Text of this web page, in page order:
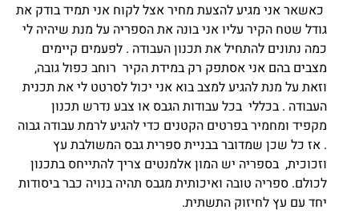
כאשאר אני מגיע להצעת מחיר אצל לקוח אני תמיד בודק את
גודל שטח הקיר עליו אני בונה את הספריה על מנת שיהיה לי
כמה נתונים להתחיל את תכנון העבודה . לפעמים קיימים
מצבים בהם אני אסתפק רק במידת הקיר רוחב כפול גובה,
וזאת על מנת להגיע למצב בוא אני יכול לסרטט לי את תכנית
העבודה . בכללי בכל עבודות הגבס או צבע נדרש תכנון
מקפיד ומחמיר בפרטים הקטנים כדי להגיע לרמת עבודה גבוה
. אז כל שכן שמדובר בבניית ספרית גבס המשולבת עץ
וזכוכית, בספריה יש המון אלמנטים צריך להתייחס בתכנון
לכולם. ספריה טובה ואיכותית מגבס תהיה בנויה כבר ביסודות
יחד עם עץ לחיזוק התשתית.